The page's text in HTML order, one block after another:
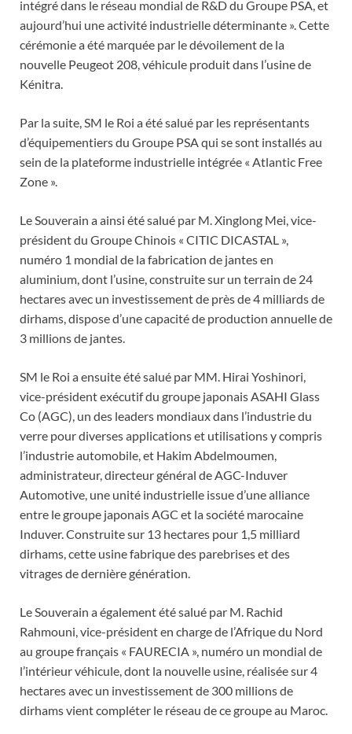
intégré dans le réseau mondial de R&D du Groupe PSA, et
aujourd’hui une activité industrielle déterminante ». Cette
cérémonie a été marquée par le dévoilement de la
nouvelle Peugeot 208, véhicule produit dans l’usine de
Kénitra.
Par la suite, SM le Roi a été salué par les représentants
d’équipementiers du Groupe PSA qui se sont installés au
sein de la plateforme industrielle intégrée « Atlantic Free
Zone ».
Le Souverain a ainsi été salué par M. Xinglong Mei, vice-
président du Groupe Chinois « CITIC DICASTAL »,
numéro 1 mondial de la fabrication de jantes en
aluminium, dont l’usine, construite sur un terrain de 24
hectares avec un investissement de près de 4 milliards de
dirhams, dispose d’une capacité de production annuelle de
3 millions de jantes.
SM le Roi a ensuite été salué par MM. Hirai Yoshinori,
vice-président exécutif du groupe japonais ASAHI Glass
Co (AGC), un des leaders mondiaux dans l’industrie du
verre pour diverses applications et utilisations y compris
l’industrie automobile, et Hakim Abdelmoumen,
administrateur, directeur général de AGC-Induver
Automotive, une unité industrielle issue d’une alliance
entre le groupe japonais AGC et la société marocaine
Induver. Construite sur 13 hectares pour 1,5 milliard
dirhams, cette usine fabrique des parebrises et des
vitrages de dernière génération.
Le Souverain a également été salué par M. Rachid
Rahmouni, vice-président en charge de l’Afrique du Nord
au groupe français « FAURECIA », numéro un mondial de
l’intérieur véhicule, dont la nouvelle usine, réalisée sur 4
hectares avec un investissement de 300 millions de
dirhams vient compléter le réseau de ce groupe au Maroc.